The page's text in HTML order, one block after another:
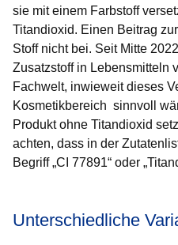
sie mit einem Farbstoff
Titandioxid. Einen Beitrag
Stoff nicht bei. Seit Mitte
Zusatzstoff in Lebensmitteln
Fachwelt, inwieweit dieses
Kosmetikbereich sinnvoll
Produkt ohne Titandioxid
achten, dass in der
Begriff „CI 77891“ oder
Unterschiedliche